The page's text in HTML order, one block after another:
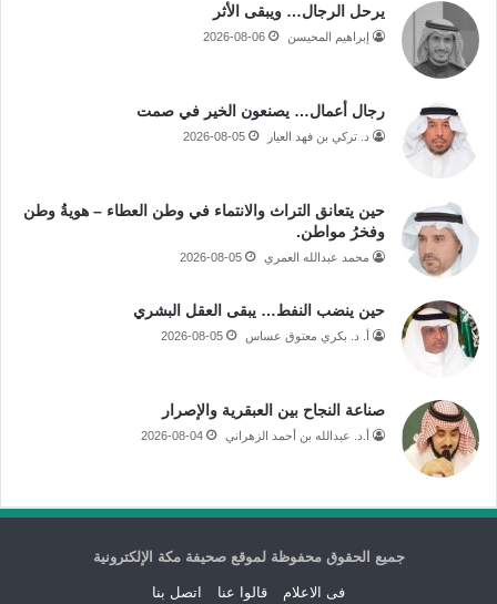
يرحل الرجال… ويبقى الأثر
إبراهيم المحيسن 2026-08-06
رجال أعمال… يصنعون الخير في صمت
د. تركي بن فهد العيار 2026-08-05
حين يتعانق التراث والانتماء في وطن العطاء – هويةُ وطن
وفخرُ مواطن.
محمد عبدالله العمري 2026-08-05
حين ينضب النفط… يبقى العقل البشري
أ. د. بكري معتوق عساس 2026-08-05
صناعة النجاح بين العبقرية والإصرار
أ.د. عبدالله بن أحمد الزهراني 2026-08-04
جميع الحقوق محفوظة لموقع صحيفة مكة الإلكترونية
فى الاعلام قالوا عنا اتصل بنا